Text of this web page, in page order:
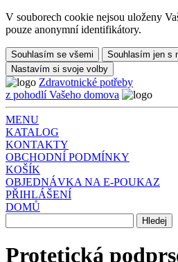
V souborech cookie nejsou uloženy
pouze anonymní identifikátory.
Souhlasím se všemi
Souhlasím jen s
Nastavím si svoje volby
Zdravotnické potřeby
z pohodlí Vašeho domova
MENU
KATALOG
KONTAKTY
OBCHODNÍ PODMÍNKY
KOŠÍK
OBJEDNÁVKA NA E-POUKAZ
PŘIHLÁŠENÍ
DOMŮ
Protetická